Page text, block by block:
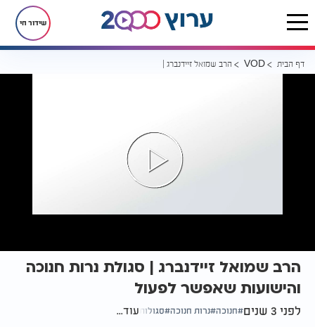
שידור חי
דף הבית VOD הרב שמואל זיידנברג | סגולת נרות חנוכה והישועות שאפשר לפעול
הרב שמואל זיידנברג | סגולת נרות חנוכה
והישועות שאפשר לפעול
לפני 3 שנים חנוכה נרות חנוכה סגולות עוד...